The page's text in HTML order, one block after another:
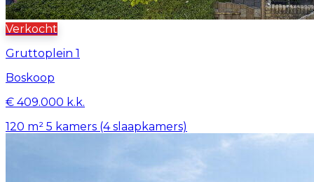
Verkocht
Gruttoplein 1
Boskoop
€ 409.000 k.k.
120 m² 5 kamers (4 slaapkamers)